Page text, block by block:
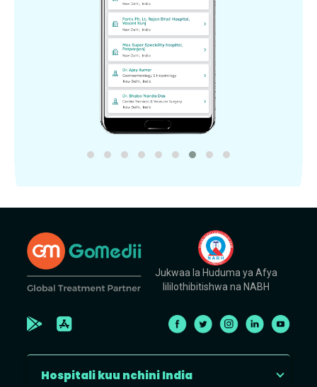
Jukwaa la Huduma ya Afya
lililothibitishwa na NABH
Hospitali kuu nchini India